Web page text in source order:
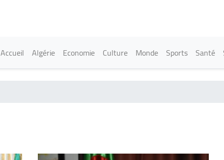
Main navigation
Accueil Algérie Economie Culture Monde Sports Santé